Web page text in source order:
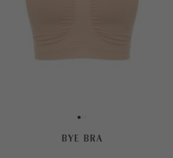
BYE BRA